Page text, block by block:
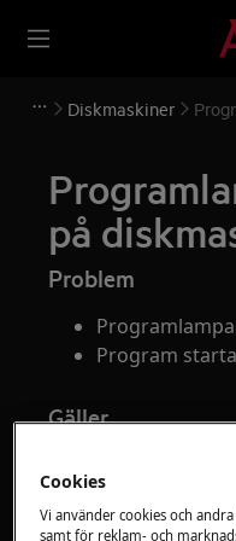
Diskmaskiner
på
Problem
Program
Gäller
Fristående
Cookies
Vi använder cookies och
samt för reklam- och